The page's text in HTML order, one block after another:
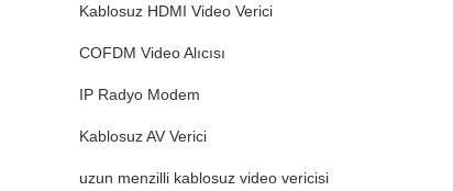
Kablosuz HDMI Video Verici
COFDM Video Alıcısı
IP Radyo Modem
Kablosuz AV Verici
uzun menzilli kablosuz video vericisi